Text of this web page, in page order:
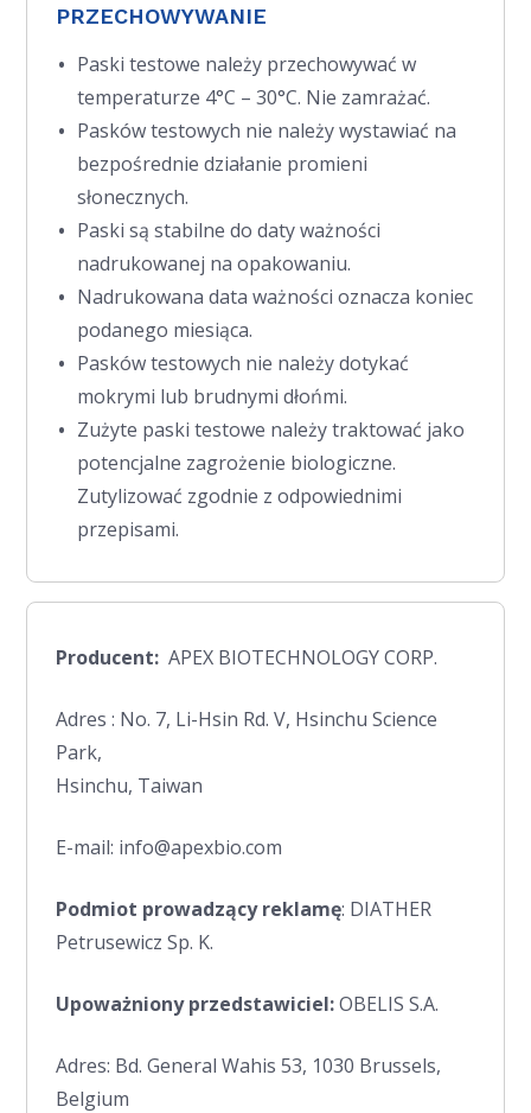
PRZECHOWYWANIE
Paski testowe należy przechowywać w
temperaturze 4°C – 30°C. Nie zamrażać.
Pasków testowych nie należy wystawiać na
bezpośrednie działanie promieni
słonecznych.
Paski są stabilne do daty ważności
nadrukowanej na opakowaniu.
Nadrukowana data ważności oznacza koniec
podanego miesiąca.
Pasków testowych nie należy dotykać
mokrymi lub brudnymi dłońmi.
Zużyte paski testowe należy traktować jako
potencjalne zagrożenie biologiczne.
Zutylizować zgodnie z odpowiednimi
przepisami.
Producent: APEX BIOTECHNOLOGY CORP.
Adres : No. 7, Li-Hsin Rd. V, Hsinchu Science
Park,
Hsinchu, Taiwan
E-mail: info@apexbio.com
Podmiot prowadzący reklamę: DIATHER
Petrusewicz Sp. K.
Upoważniony przedstawiciel:OBELIS S.A.
Adres: Bd. General Wahis 53, 1030 Brussels,
Belgium